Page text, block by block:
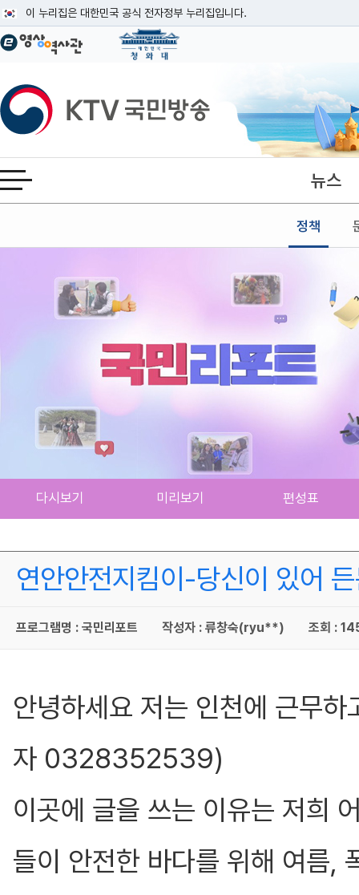
이 누리집은 대한민국 공식 전자정부 누리집입니다.
공식 누리집 주소 확인하기
이밖에 or.kr 또는 .kr등 다른 도메인 주소를 사용하고 있다면 아래 URL에서
운영중인 공식 누리집보기
KTV국민방송
전체메뉴 열기 뉴스
정책
본문
다시보기 미리보기 편성표
연안안전지킴이-당신이 있어
프로그램명 : 국민리포트 작성자 : 류창숙(ryu**) 조회 :
안녕하세요 저는 인천에 근무
자 0328352539)
이곳에 글을 쓰는 이유는 저희
들이 안전한 바다를 위해 여름,